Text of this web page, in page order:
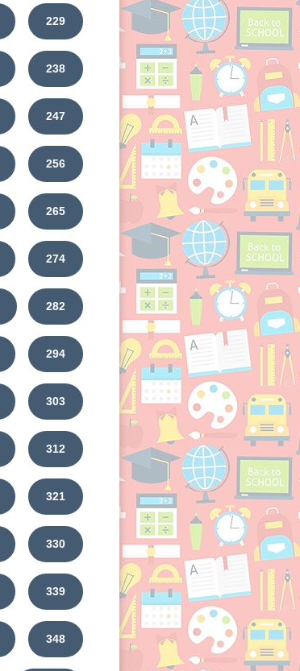
229
238
247
256
265
274
282
294
303
312
321
330
339
348